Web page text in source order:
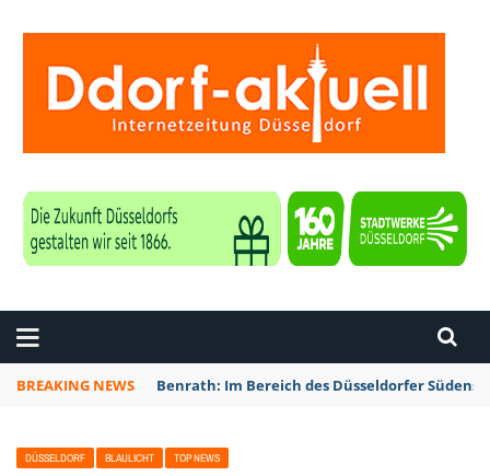
BREAKING NEWS Benrath: Im Bereich des Düsseldorfer
DÜSSELDORF BLAULICHT TOP NEWS